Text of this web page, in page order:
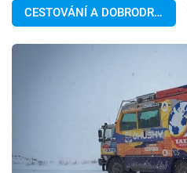
Témata
TV Program
CESTOVÁNÍ A DOBRODRUŽSTVÍ